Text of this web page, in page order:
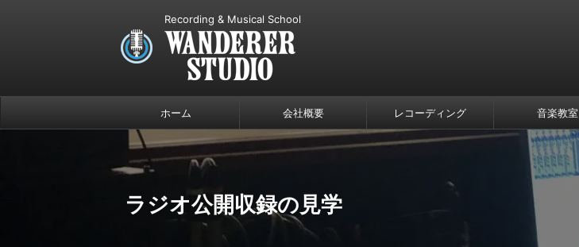
Recording & Musical School
ホーム 会社概要 レコーディング 音楽教室
ラジオ公開収録の見学